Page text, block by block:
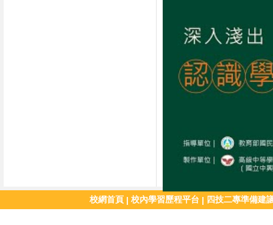
校網首頁 | 校內學習歷程平台 | 四技二專準備建